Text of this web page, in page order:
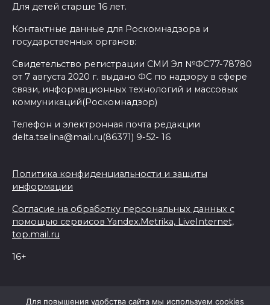
Для детей старше 16 лет.
Контактные данные для Роскомнадзора и
государственных органов:
Свидетельство регистрации СМИ Эл №ФС77-78780
от 7 августа 2020 г. выдано ФС по надзору в сфере
связи, информационных технологий и массовых
коммуникаций(Роскомнадзор)
Телефон и электронная почта редакции
delta.tselina@mail.ru(86371) 9-52- 16
Политика конфиденциальности и защиты
информации
Согласие на обработку персональных данных с
помощью сервисов Yandex.Metrika, LiveInternet,
top.mail.ru
16+
Для повышения удобства сайта мы используем cookies